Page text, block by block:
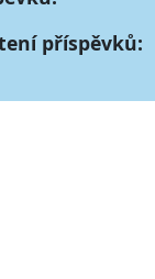
příspěvků: